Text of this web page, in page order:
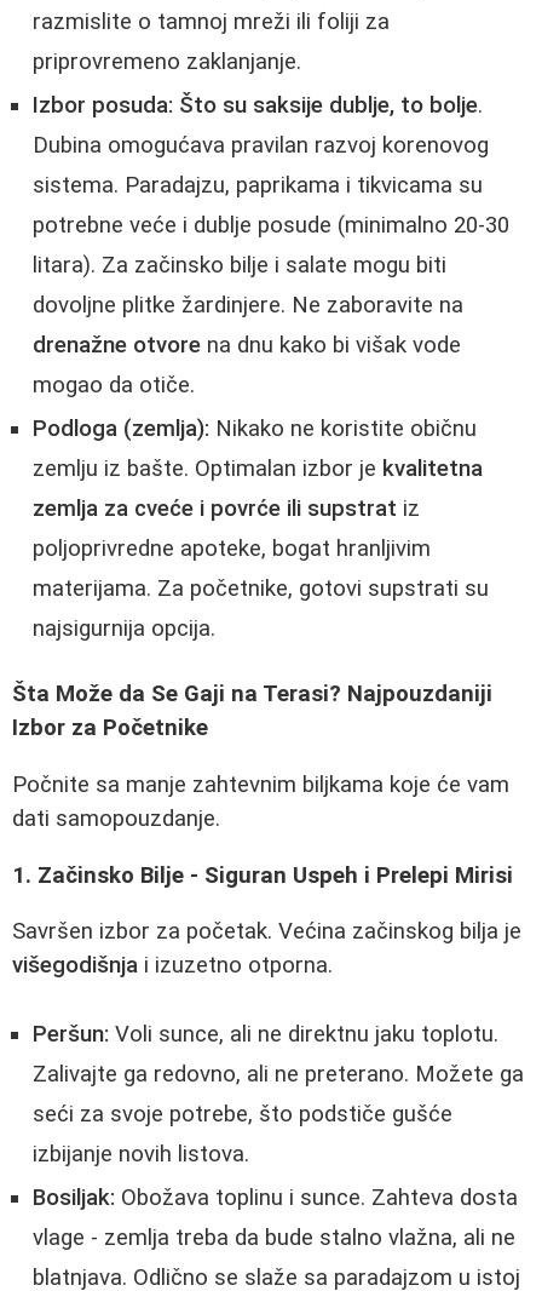
razmislite o tamnoj mreži ili foliji za
priprovremeno zaklanjanje.
Izbor posuda: Što su saksije dublje, to bolje.
Dubina omogućava pravilan razvoj korenovog
sistema. Paradajzu, paprikama i tikvicama su
potrebne veće i dublje posude (minimalno 20-30
litara). Za začinsko bilje i salate mogu biti
dovoljne plitke žardinjere. Ne zaboravite na
drenažne otvore na dnu kako bi višak vode
mogao da otiče.
Podloga (zemlja): Nikako ne koristite običnu
zemlju iz bašte. Optimalan izbor je kvalitetna
zemlja za cveće i povrće ili supstrat iz
poljoprivredne apoteke, bogat hranljivim
materijama. Za početnike, gotovi supstrati su
najsigurnija opcija.
Šta Može da Se Gaji na Terasi? Najpouzdaniji
Izbor za Početnike
Počnite sa manje zahtevnim biljkama koje će vam
dati samopouzdanje.
1. Začinsko Bilje - Siguran Uspeh i Prelepi Mirisi
Savršen izbor za početak. Većina začinskog bilja je
višegodišnja i izuzetno otporna.
Peršun: Voli sunce, ali ne direktnu jaku toplotu.
Zalivajte ga redovno, ali ne preterano. Možete ga
seći za svoje potrebe, što podstiče gušće
izbijanje novih listova.
Bosiljak: Obožava toplinu i sunce. Zahteva dosta
vlage - zemlja treba da bude stalno vlažna, ali ne
blatnjava. Odlično se slaže sa paradajzom u istoj